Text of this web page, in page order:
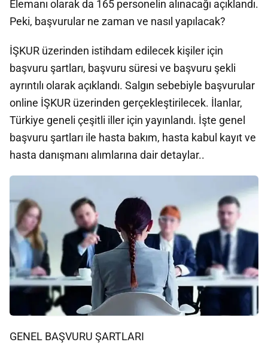
Elemanı olarak da 165 personelin alınacağı açıklandı.
Peki, başvurular ne zaman ve nasıl yapılacak?
İŞKUR üzerinden istihdam edilecek kişiler için
başvuru şartları, başvuru süresi ve başvuru şekli
ayrıntılı olarak açıklandı. Salgın sebebiyle başvurular
online İŞKUR üzerinden gerçekleştirilecek. İlanlar,
Türkiye geneli çeşitli iller için yayınlandı. İşte genel
başvuru şartları ile hasta bakım, hasta kabul kayıt ve
hasta danışmanı alımlarına dair detaylar..
GENEL BAŞVURU ŞARTLARI